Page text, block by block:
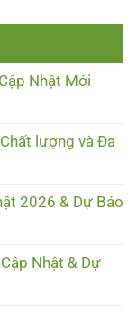
Nhật Mới
lượng và Đa
2026 & Dự Báo
Nhật & Dự